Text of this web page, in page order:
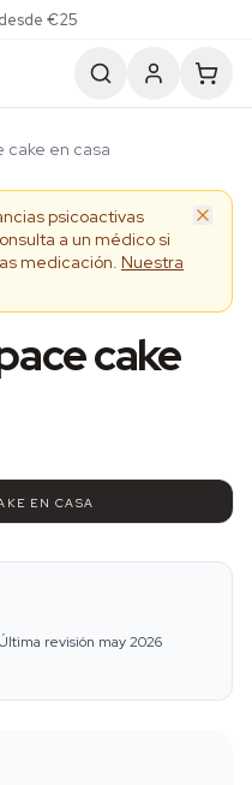
€25
cake en casa
psicoactivas
a un médico si
medicación. Nuestra
cake
EN CASA
Última revisión may 2026